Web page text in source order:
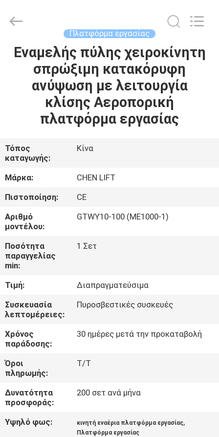
ΣΠΊΤΙ
ΠΡΟΪΌΝΤΑ
ΣΧΕΤΙΚΆ
ΕΜΆΣ
ΕΠΙΣΚΈΨΕΙΣ
ΣΤΟ
ΕΡΓΟΣΤΆΣΙΟ
ΈΛΕΓΧΟΣ
ΠΟΙΌΤΗΤΑΣ
ΕΠΙΚΟΙΝΩΝΉΣΤΕ
ΜΑΖΊ
ΕΙΔΉΣΕΙΣ
ΖΗΤΉΣΤΕ
ΜΙΑ
ΠΡΟΣΦΟΡΆ
Reserved.
Πλατφόρμα εργασίας
Εναμελής πύλης χειροκίνητη
σπρώξιμη κατακόρυφη
ανύψωση με λειτουργία
κλίσης Αεροπορική
πλατφόρμα εργασίας
Τόπος
καταγωγής:
Κίνα
Μάρκα:
CHEN LIFT
Πιστοποίηση:
CE
Αριθμό
μοντέλου:
GTWY10-100 (ME1000-1)
Ποσότητα
παραγγελίας
min:
1 Σετ
Τιμή:
Διαπραγματεύσιμα
Συσκευασία
λεπτομέρειες:
Πυροσβεστικές συσκευές
Χρόνος
παράδοσης:
30 ημέρες μετά την προκαταβολή
Όροι
πληρωμής:
T/T
Δυνατότητα
προσφοράς:
200 σετ ανά μήνα
Υψηλό φως: κινητή εναέρια πλατφόρμα εργασίας,
Πλατφόρμα εργασίας